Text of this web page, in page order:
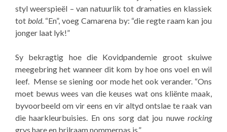
styl weerspieël – van natuurlik tot dramaties en klassiek
tot bold. “En”, voeg Camarena by: “die regte raam kan jou
jonger laat lyk!”
Sy bekragtig hoe die Kovidpandemie groot skuiwe
meegebring het wanneer dit kom by hoe ons voel en wil
leef. Mense se siening oor mode het ook verander. “Ons
moet bewus wees van die keuses wat ons kliënte maak,
byvoorbeeld om vir eens en vir altyd ontslae te raak van
die haarkleurbuisies. En ons sorg dat jou nuwe rocking
grys hare en brilraam nommerpas is.”